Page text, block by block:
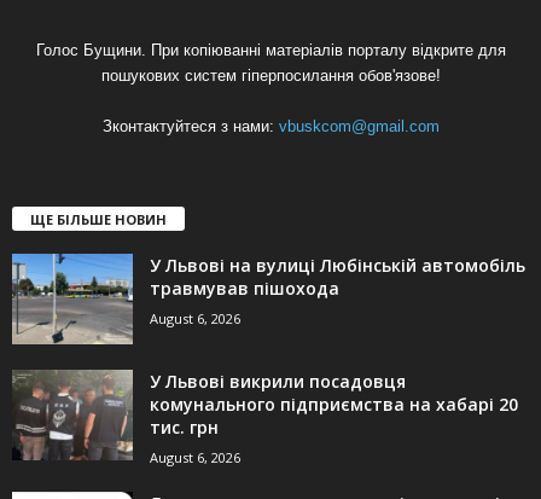
Голос Бущини. При копіюванні матеріалів порталу відкрите для
пошукових систем гіперпосилання обов'язове!
Зконтактуйтеся з нами: vbuskcom@gmail.com
ЩЕ БІЛЬШЕ НОВИН
У Львові на вулиці Любінській автомобіль
травмував пішохода
August 6, 2026
У Львові викрили посадовця
комунального підприємства на хабарі 20
тис. грн
August 6, 2026